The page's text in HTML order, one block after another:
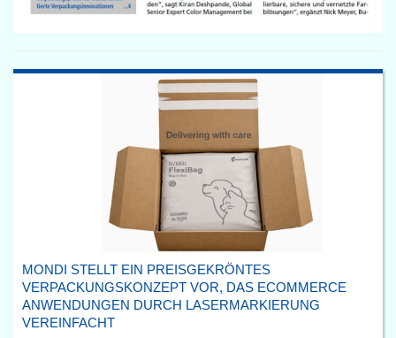
MONDI STELLT EIN PREISGEKRÖNTES
VERPACKUNGSKONZEPT VOR, DAS ECOMMERCE
ANWENDUNGEN DURCH LASERMARKIERUNG
VEREINFACHT